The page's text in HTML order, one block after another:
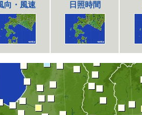
向・風速 日照時間